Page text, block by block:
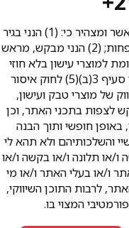
תפריט
תקנון
הצהרת נגישות
אודות
צור קשר
בכניסה לאתר זה הנני מאשר ומצהיר כי: (1) הנני בגיר
אשר מלאו לו 21 שנים לפחות; (2) הנני מבקש, מראש
למוצרי עישון בלא חוזי
(video) או שמע כלשון סעיף 3(ב)(5) לחוק איסור
של מוצרי טבק ועישון,
מבקש לצפות בתכני האתר, וכן
חופשי ותוך הבנה
והשלכותיהם ולא תהא לי
ו/או תלונה ו/או בקשה ו/או
ו/או בעלי האתר ו/או מי
לרבות התוכן השיווקי,
המצוי בו.